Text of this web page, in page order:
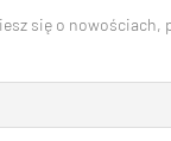
się o nowościach,